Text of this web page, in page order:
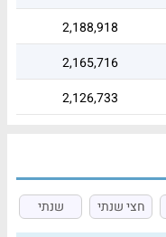
2,188,918
2,165,716
2,126,733
חצי שנתי שנתי